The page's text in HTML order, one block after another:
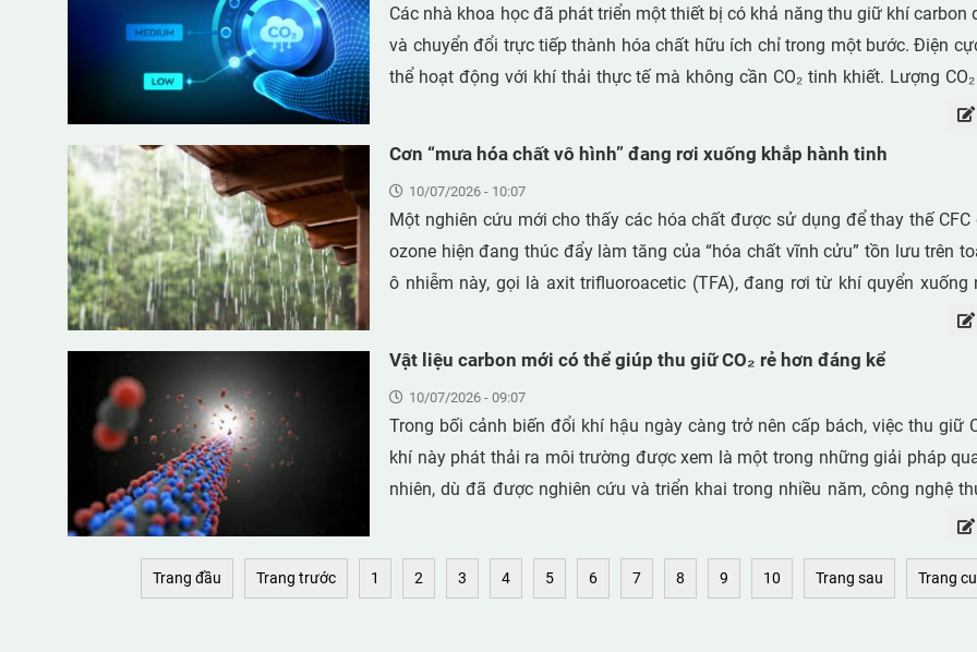
hoặc vai. Nhiều nhà sản xuất còn trang bị các chế độ điều chỉnh nhiệt
phép người sử dụng tùy chỉnh cường độ và thời gian làm ấm phù hợp với
tế. Khi kết hợp với các vật liệu cách nhiệt nhẹ và có khả năng chống chịu
sản phẩm này trở thành giải pháp hiệu quả cho các công việc phải duy trì
điều kiện nhiệt độ thấp.
Các nhà khoa học đã phát triển một thiết bị có khả năng thu giữ khí carbon
và chuyển đổi trực tiếp thành hóa chất hữu ích chỉ trong một bước. Điện
thể hoạt động với khí thải thực tế mà không cần CO₂ tinh khiết. Lượng CO₂
được biến đổi thành axit formic - một chất có ứng dụng trong năng lượng
công nghiệp. Hệ thống thậm chí còn vận hành hiệu quả ở nồng độ CO₂
Cơn “mưa hóa chất vô hình” đang rơi xuống khắp hành tinh
10/07/2026 - 10:07
Một nghiên cứu mới cho thấy các hóa chất được sử dụng để thay thế CFC
ozone hiện đang thúc đẩy làm tăng của “hóa chất vĩnh cửu” tồn lưu trên
ô nhiễm này, gọi là axit trifluoroacetic (TFA), đang rơi từ khí quyển xuống
băng, bao gồm cả những khu vực xa xôi như Bắc Cực. Ngay cả khi các hóa
dần bị loại bỏ, vòng đời dài của chúng khiến ô nhiễm vẫn tiếp tục gia tăng.
Vật liệu carbon mới có thể giúp thu giữ CO₂ rẻ hơn đáng kể
10/07/2026 - 09:07
Trong bối cảnh biến đổi khí hậu ngày càng trở nên cấp bách, việc thu giữ
khí này phát thải ra môi trường được xem là một trong những giải pháp
nhiên, dù đã được nghiên cứu và triển khai trong nhiều năm, công nghệ
vẫn chưa thể phổ biến rộng rãi. Nguyên nhân chính nằm ở chi phí cao và
việc tìm ra những vật liệu mới có thể giảm chi phí mà vẫn đảm bảo hiệu
Trang đầu Trang trước 1 2 3 4 5 6 7 8 9 10 Trang sau Trang